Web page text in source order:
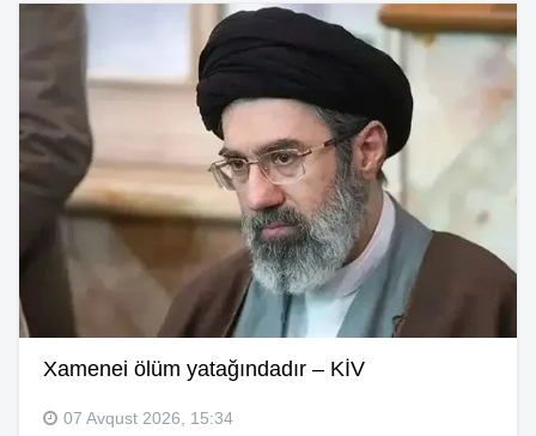
Xamenei ölüm yatağındadır – KİV
07 Avqust 2026, 15:34